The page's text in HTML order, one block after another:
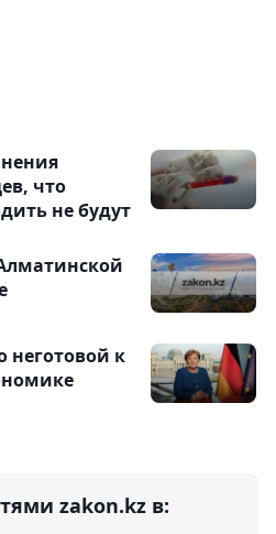
что
не будут
неготовой к
zakon.kz в: